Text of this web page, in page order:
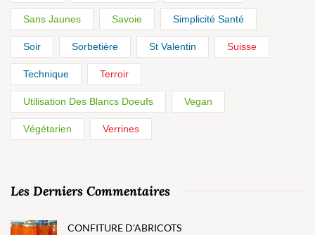
Sans Jaunes Savoie Simplicité Santé
Soir Sorbetière St Valentin Suisse
Technique Terroir
Utilisation Des Blancs Doeufs Vegan
Végétarien Verrines
Les Derniers Commentaires
CONFITURE D'ABRICOTS